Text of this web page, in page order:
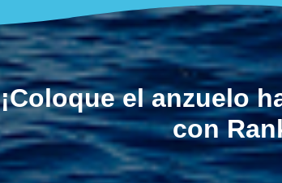
¡Coloque el anzuelo
con